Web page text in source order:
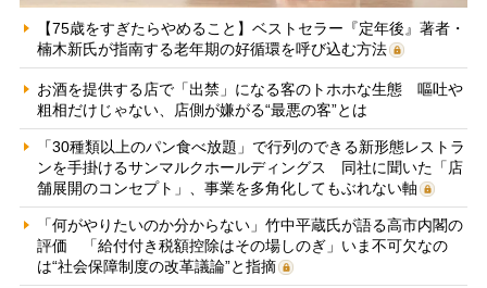
【75歳をすぎたらやめること】ベストセラー『定年後』著者・
楠木新氏が指南する老年期の好循環を呼び込む方法
お酒を提供する店で「出禁」になる客のトホホな生態 嘔吐や
粗相だけじゃない、店側が嫌がる“最悪の客”とは
「30種類以上のパン食べ放題」で行列のできる新形態レストラ
ンを手掛けるサンマルクホールディングス 同社に聞いた「店
舗展開のコンセプト」、事業を多角化してもぶれない軸
「何がやりたいのか分からない」竹中平蔵氏が語る高市内閣の
評価 「給付付き税額控除はその場しのぎ」いま不可欠なの
は“社会保障制度の改革議論”と指摘